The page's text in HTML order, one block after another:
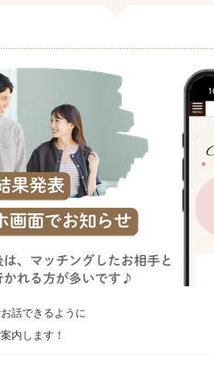
話できるように
内します！